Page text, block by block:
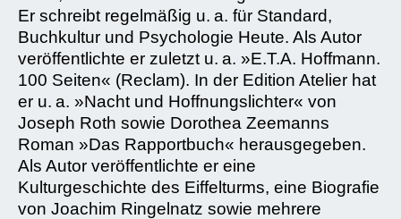
Er schreibt regelmäßig u. a. für Standard,
Buchkultur und Psychologie Heute. Als Autor
veröffentlichte er zuletzt u. a. »E.T.A. Hoffmann.
100 Seiten« (Reclam). In der Edition Atelier hat
er u. a. »Nacht und Hoffnungslichter« von
Joseph Roth sowie Dorothea Zeemanns
Roman »Das Rapportbuch« herausgegeben.
Als Autor veröffentlichte er eine
Kulturgeschichte des Eiffelturms, eine Biografie
von Joachim Ringelnatz sowie mehrere